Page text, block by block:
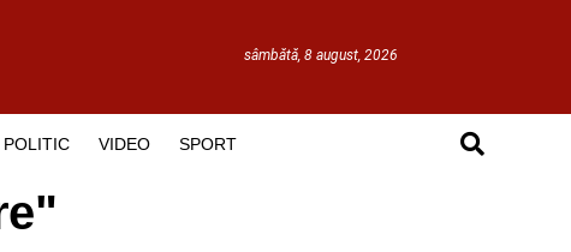
sâmbătă, 8 august, 2026
POLITIC VIDEO SPORT